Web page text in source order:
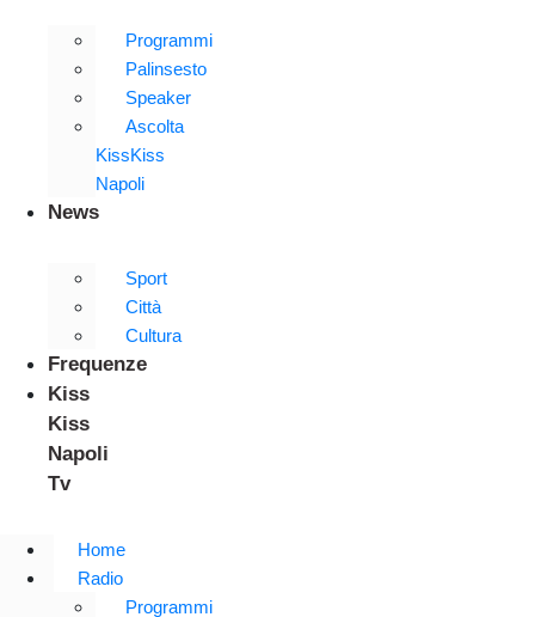
Programmi
Palinsesto
Speaker
Ascolta
KissKiss
Napoli
News
Sport
Città
Cultura
Frequenze
Kiss
Kiss
Napoli
Tv
Home
Radio
Programmi